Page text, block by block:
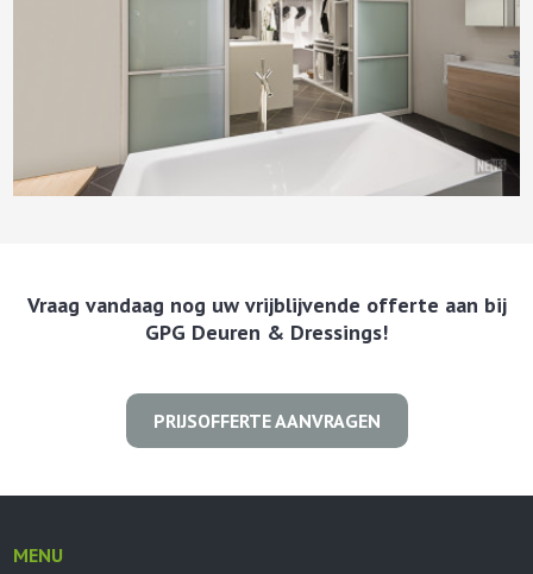
Vraag vandaag nog uw vrijblijvende offerte aan bij
GPG Deuren & Dressings!
PRIJSOFFERTE AANVRAGEN
MENU